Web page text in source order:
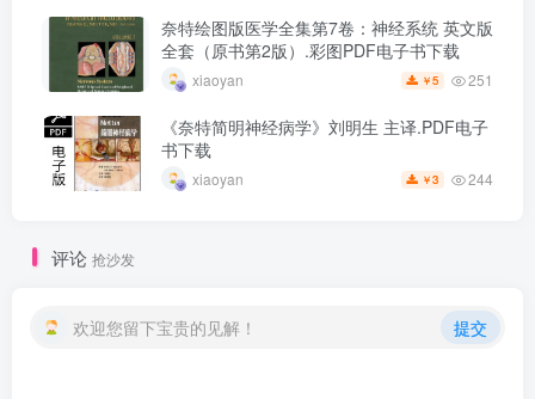
奈特绘图版医学全集第7卷：神经系统 英文版
全套（原书第2版）.彩图PDF电子书下载
xiaoyan ￥5 251
《奈特简明神经病学》刘明生 主译.PDF电子
书下载
xiaoyan ￥3 244
评论 抢沙发
欢迎您留下宝贵的见解！ 提交